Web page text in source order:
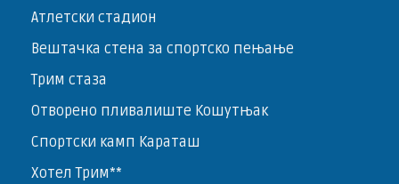
Атлетски стадион
Вештачка стена за спортско пењање
Трим стаза
Отворено пливалиште Кошутњак
Спортски камп Караташ
Хотел Трим**